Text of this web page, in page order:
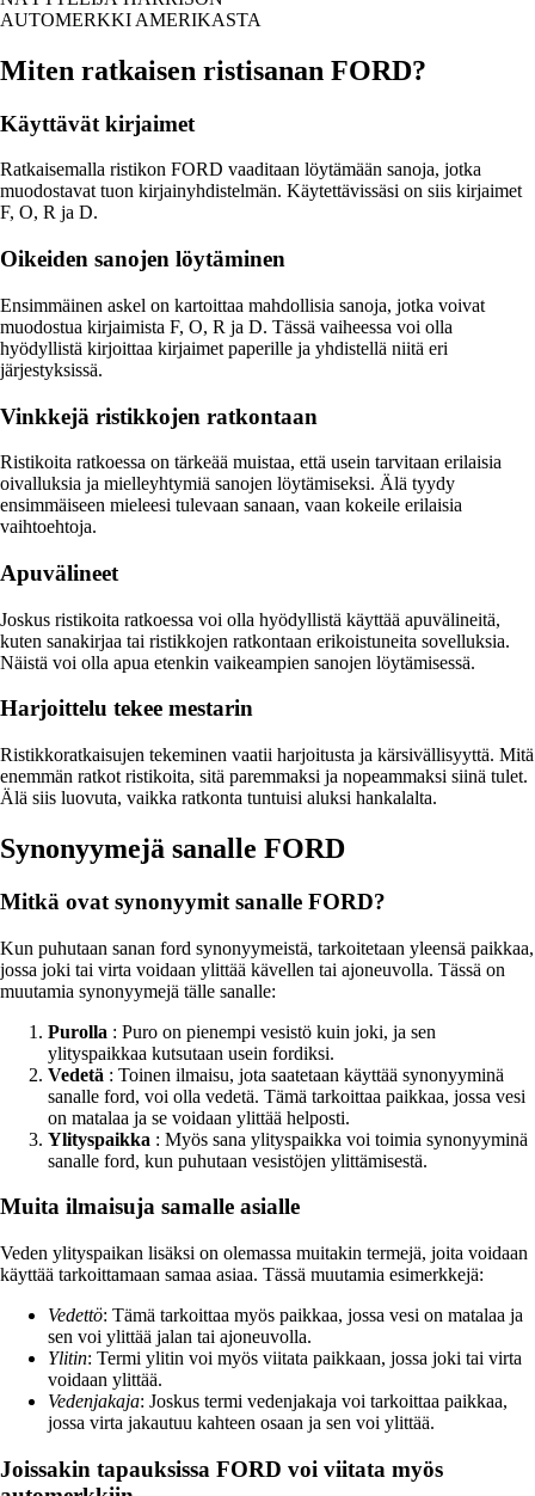
AUTOMERKKI AMERIKASTA
Miten ratkaisen ristisanan FORD?
Käyttävät kirjaimet
Ratkaisemalla ristikon FORD vaaditaan löytämään sanoja, jotka
muodostavat tuon kirjainyhdistelmän. Käytettävissäsi on siis kirjaimet
F, O, R ja D.
Oikeiden sanojen löytäminen
Ensimmäinen askel on kartoittaa mahdollisia sanoja, jotka voivat
muodostua kirjaimista F, O, R ja D. Tässä vaiheessa voi olla
hyödyllistä kirjoittaa kirjaimet paperille ja yhdistellä niitä eri
järjestyksissä.
Vinkkejä ristikkojen ratkontaan
Ristikoita ratkoessa on tärkeää muistaa, että usein tarvitaan erilaisia
oivalluksia ja mielleyhtymiä sanojen löytämiseksi. Älä tyydy
ensimmäiseen mieleesi tulevaan sanaan, vaan kokeile erilaisia
vaihtoehtoja.
Apuvälineet
Joskus ristikoita ratkoessa voi olla hyödyllistä käyttää apuvälineitä,
kuten sanakirjaa tai ristikkojen ratkontaan erikoistuneita sovelluksia.
Näistä voi olla apua etenkin vaikeampien sanojen löytämisessä.
Harjoittelu tekee mestarin
Ristikkoratkaisujen tekeminen vaatii harjoitusta ja kärsivällisyyttä. Mitä
enemmän ratkot ristikoita, sitä paremmaksi ja nopeammaksi siinä tulet.
Älä siis luovuta, vaikka ratkonta tuntuisi aluksi hankalalta.
Synonyymejä sanalle FORD
Mitkä ovat synonyymit sanalle FORD?
Kun puhutaan sanan ford synonyymeistä, tarkoitetaan yleensä paikkaa,
jossa joki tai virta voidaan ylittää kävellen tai ajoneuvolla. Tässä on
muutamia synonyymejä tälle sanalle:
Purolla : Puro on pienempi vesistö kuin joki, ja sen
ylityspaikkaa kutsutaan usein fordiksi.
Vedetä : Toinen ilmaisu, jota saatetaan käyttää synonyyminä
sanalle ford, voi olla vedetä. Tämä tarkoittaa paikkaa, jossa vesi
on matalaa ja se voidaan ylittää helposti.
Ylityspaikka : Myös sana ylityspaikka voi toimia synonyyminä
sanalle ford, kun puhutaan vesistöjen ylittämisestä.
Muita ilmaisuja samalle asialle
Veden ylityspaikan lisäksi on olemassa muitakin termejä, joita voidaan
käyttää tarkoittamaan samaa asiaa. Tässä muutamia esimerkkejä:
Vedettö: Tämä tarkoittaa myös paikkaa, jossa vesi on matalaa ja
sen voi ylittää jalan tai ajoneuvolla.
Ylitin: Termi ylitin voi myös viitata paikkaan, jossa joki tai virta
voidaan ylittää.
Vedenjakaja: Joskus termi vedenjakaja voi tarkoittaa paikkaa,
jossa virta jakautuu kahteen osaan ja sen voi ylittää.
Joissakin tapauksissa FORD voi viitata myös